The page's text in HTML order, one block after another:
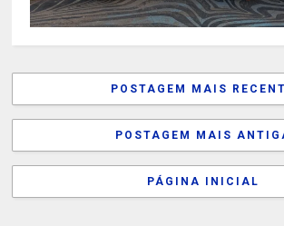
POSTAGEM MAIS
POSTAGEM MAIS
PÁGINA INICIAL